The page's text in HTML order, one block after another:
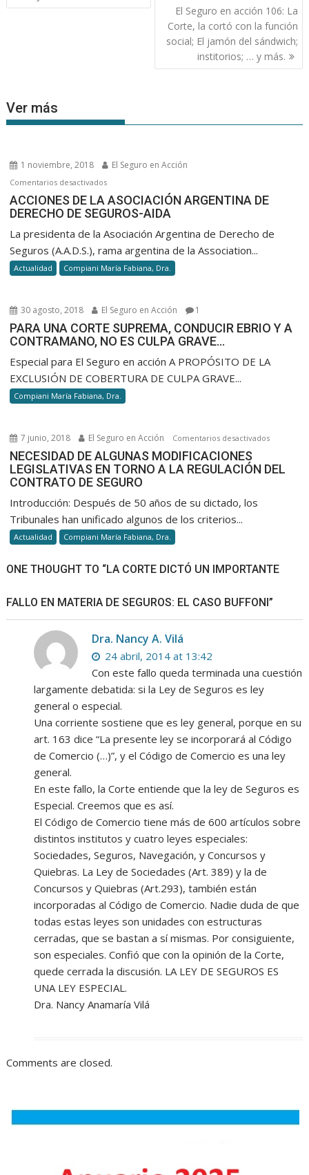
de
El Seguro en acción 106: La
Corte, la cortó con la función
social; El jamón del sándwich;
institorios; … y más.
Ver más
1 noviembre, 2018 El Seguro en Acción
Comentarios desactivadosen
ACCIONES
DE
ARGENTINA
DE
SEGUROS-
AIDA
ACCIONES DE LA ASOCIACIÓN ARGENTINA DE
DERECHO DE SEGUROS-AIDA
La presidenta de la Asociación Argentina de Derecho de
Seguros (A.A.D.S.), rama argentina de la Association...
Actualidad Compiani María Fabiana, Dra.
30 agosto, 2018 El Seguro en Acción 1
PARA UNA CORTE SUPREMA, CONDUCIR EBRIO Y A
CONTRAMANO, NO ES CULPA GRAVE…
Especial para El Seguro en acción A PROPÓSITO DE LA
EXCLUSIÓN DE COBERTURA DE CULPA GRAVE...
Compiani María Fabiana, Dra.
7 junio, 2018 El Seguro en Acción Comentarios desactivadosen
DE
LA
NECESIDAD DE ALGUNAS MODIFICACIONES
LEGISLATIVAS EN TORNO A LA REGULACIÓN DEL
CONTRATO DE SEGURO
Introducción: Después de 50 años de su dictado, los
Tribunales han unificado algunos de los criterios...
Actualidad Compiani María Fabiana, Dra.
ONE THOUGHT TO “LA CORTE DICTÓ UN IMPORTANTE
FALLO EN MATERIA DE SEGUROS: EL CASO BUFFONI”
Dra. Nancy A. Vilá
24 abril, 2014 at 13:42
Con este fallo queda terminada una cuestión
largamente debatida: si la Ley de Seguros es ley
general o especial.
Una corriente sostiene que es ley general, porque en su
art. 163 dice “La presente ley se incorporará al Código
de Comercio (…)”, y el Código de Comercio es una ley
general.
En este fallo, la Corte entiende que la ley de Seguros es
Especial. Creemos que es así.
El Código de Comercio tiene más de 600 artículos sobre
distintos institutos y cuatro leyes especiales:
Sociedades, Seguros, Navegación, y Concursos y
Quiebras. La Ley de Sociedades (Art. 389) y la de
Concursos y Quiebras (Art.293), también están
incorporadas al Código de Comercio. Nadie duda de que
todas estas leyes son unidades con estructuras
cerradas, que se bastan a sí mismas. Por consiguiente,
son especiales. Confió que con la opinión de la Corte,
quede cerrada la discusión. LA LEY DE SEGUROS ES
UNA LEY ESPECIAL.
Dra. Nancy Anamaría Vilá
Comments are closed.